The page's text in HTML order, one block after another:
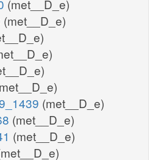
(met__D_e)
(met__D_e)
(met__D_e)
(met__D_e)
(met__D_e)